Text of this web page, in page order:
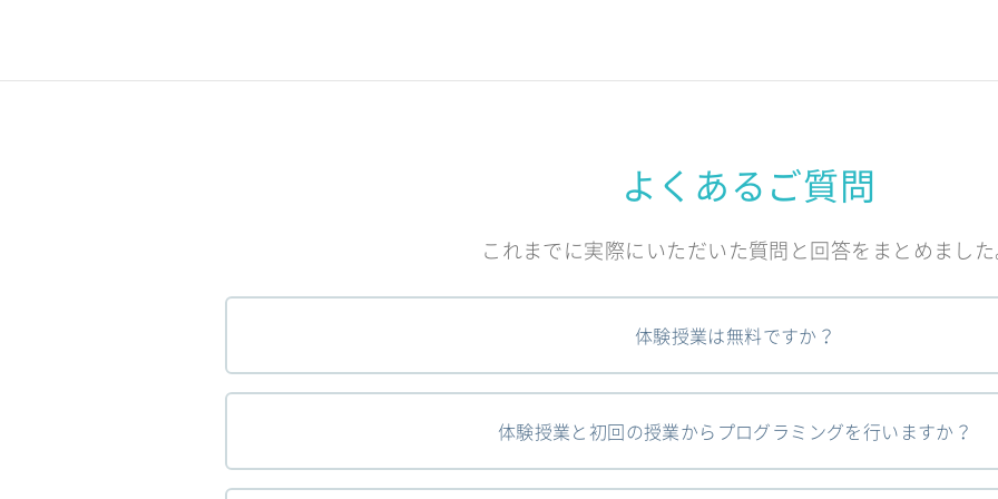
よくあるご質問
これまでに実際にいただいた質問と回答をまとめまし
体験授業は無料ですか？
体験授業と初回の授業からプログラミングを行いますか？